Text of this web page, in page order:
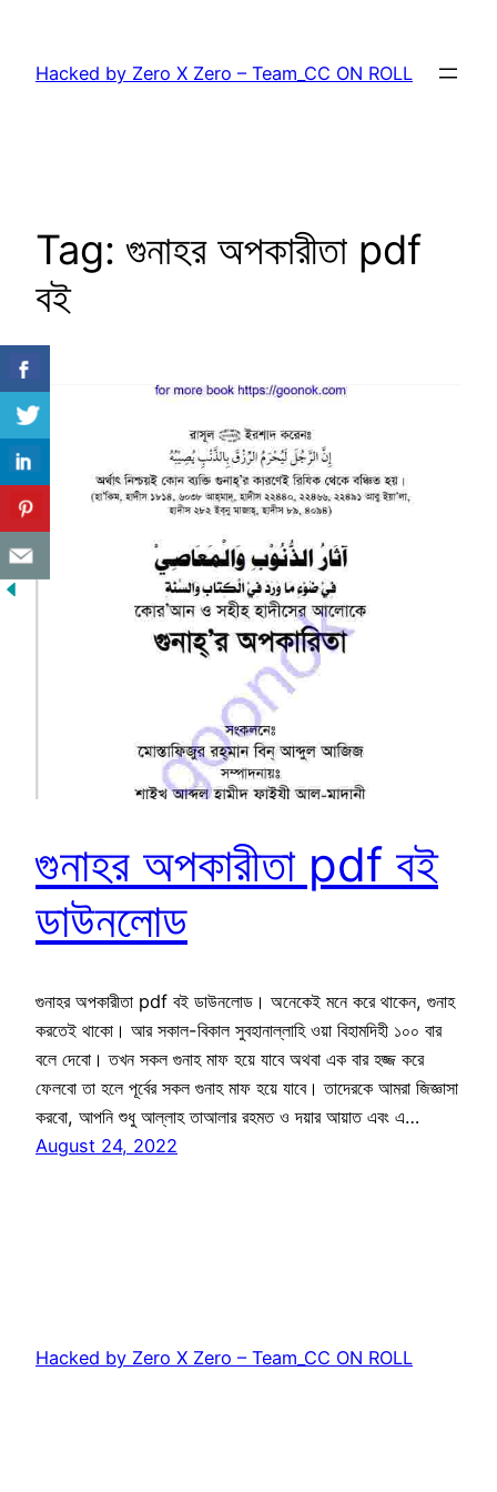
content
Hacked by Zero X Zero – Team_CC ON ROLL
Tag:গুনাহর অপকারীতা pdf
বই
গুনাহর অপকারীতা pdf বই
ডাউনলোড
গুনাহর অপকারীতা pdf বই ডাউনলোড। অনেকেই মনে করে থাকেন, গুনাহ
করতেই থাকো। আর সকাল-বিকাল সুবহানাল্লাহি ওয়া বিহামদিহী ১০০ বার
বলে দেবো। তখন সকল গুনাহ মাফ হয়ে যাবে অথবা এক বার হজ্জ করে
ফেলবো তা হলে পূর্বের সকল গুনাহ মাফ হয়ে যাবে। তাদেরকে আমরা জিজ্ঞাসা
করবো, আপনি শুধু আল্লাহ তাআলার রহমত ও দয়ার আয়াত এবং এ…
August 24, 2022
Hacked by Zero X Zero – Team_CC ON ROLL